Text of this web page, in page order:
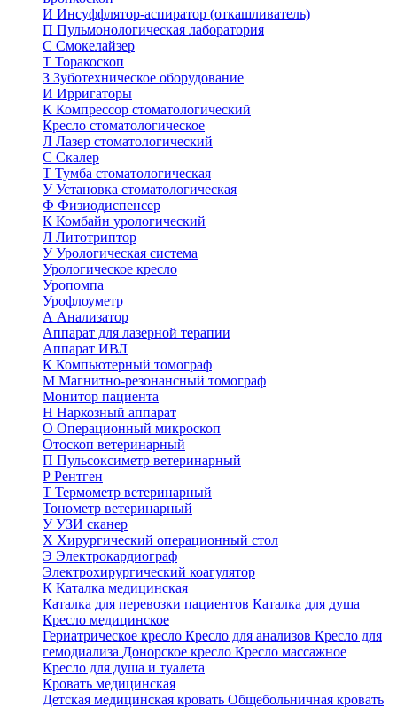
И Инсуффлятор-аспиратор (откашливатель)
П Пульмонологическая лаборатория
С Смокелайзер
Т Торакоскоп
З Зуботехническое оборудование
И Ирригаторы
К Компрессор стоматологический
Кресло стоматологическое
Л Лазер стоматологический
С Скалер
Т Тумба стоматологическая
УУстановка стоматологическая
Ф Физиодиспенсер
К Комбайн урологический
Л Литотриптор
УУрологическая система
Урологическое кресло
Уропомпа
Урофлоуметр
А Анализатор
Аппарат для лазерной терапии
Аппарат ИВЛ
К Компьютерный томограф
М Магнитно-резонансный томограф
Монитор пациента
Н Наркозный аппарат
О Операционный микроскоп
Отоскоп ветеринарный
П Пульсоксиметр ветеринарный
Р Рентген
Т Термометр ветеринарный
Тонометр ветеринарный
УУЗИ сканер
Х Хирургический операционный стол
Э Электрокардиограф
Электрохирургический коагулятор
К Каталка медицинская
Каталка для перевозки пациентов Каталка для душа
Кресло медицинское
Гериатрическое кресло Кресло для анализов Кресло для
гемодиализа Донорское кресло Кресло массажное
Кресло для душа и туалета
Кровать медицинская
Детская медицинская кровать Общебольничная кровать